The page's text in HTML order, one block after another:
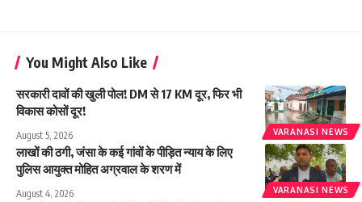
You Might Also Like
VARANASI NEWS
सरकारी दावों की खुली पोल! DM से 17 KM दूर, फिर भी
विकास कोसों दूर!
August 5, 2026
VARANASI NEWS
लाखों की ठगी, जंसा के कई गांवों के पीड़ित न्याय के लिए
पुलिस आयुक्त मोहित अग्रवाल के शरण में
August 4, 2026